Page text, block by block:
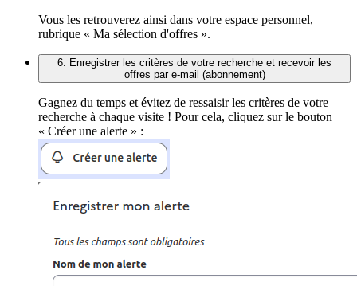
Vous les retrouverez ainsi dans votre espace personnel,
rubrique « Ma sélection d'offres ».
6. Enregistrer les critères de votre recherche et recevoir les
offres par e-mail (abonnement)
Gagnez du temps et évitez de ressaisir les critères de votre
recherche à chaque visite ! Pour cela, cliquez sur le bouton
« Créer une alerte » :